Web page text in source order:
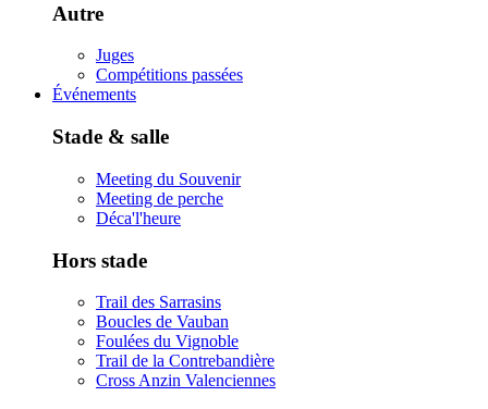
Autre
Juges
Compétitions passées
Événements
Stade & salle
Meeting du Souvenir
Meeting de perche
Déca'l'heure
Hors stade
Trail des Sarrasins
Boucles de Vauban
Foulées du Vignoble
Trail de la Contrebandière
Cross Anzin Valenciennes